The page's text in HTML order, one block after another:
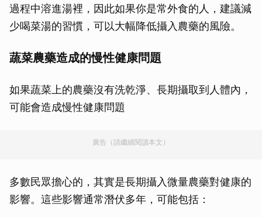
過程中溶進湯裡，因此如果你是常外食的人，建議減
少喝菜湯的習慣，可以大幅降低攝入農藥的風險。
蔬菜農藥造成的慢性健康問題
如果蔬菜上的農藥沒有洗乾淨、長期攝取到人體內，
可能會造成慢性健康問題
廣告（請繼續閱讀本文）
多數民眾擔心的，其實是長期攝入微量農藥對健康的
影響。這些影響通常潛伏多年，可能包括：